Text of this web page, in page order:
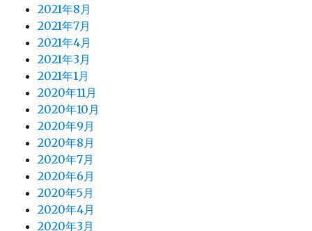
2021年8月
2021年7月
2021年4月
2021年3月
2021年1月
2020年11月
2020年10月
2020年9月
2020年8月
2020年7月
2020年6月
2020年5月
2020年4月
2020年3月